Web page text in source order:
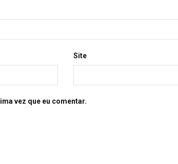
Site
vez que eu comentar.